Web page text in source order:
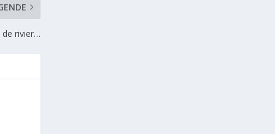
de rivier…